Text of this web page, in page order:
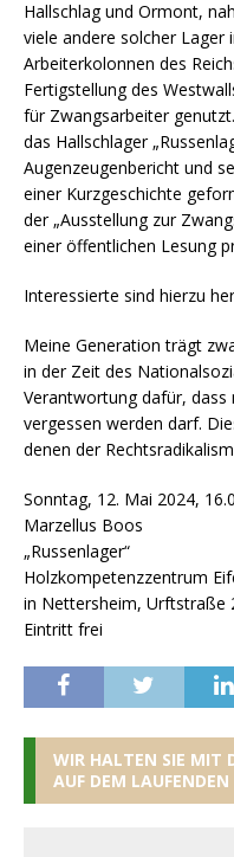
Hallschlag und Ormont,
viele andere solcher Lager
Arbeiterkolonnen des
Fertigstellung des
für Zwangsarbeiter
das Hallschlager
Augenzeugenbericht und
einer Kurzgeschichte
der „Ausstellung zur
einer öffentlichen Lesung
Interessierte sind hierzu
Meine Generation trägt
in der Zeit des
Verantwortung dafür,
vergessen werden darf.
denen der
Sonntag, 12. Mai 2024,
Marzellus Boos
„Russenlager“
Holzkompetenzzentrum
in Nettersheim, Urftstraße
Eintritt frei
WIR HALTEN SIE MIT
AUF DEM LAUFENDEN